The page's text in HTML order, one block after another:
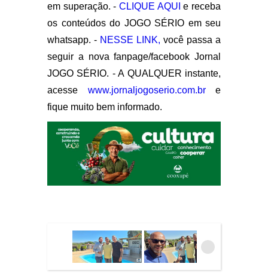
em superação. - CLIQUE AQUI e receba
os conteúdos do JOGO SÉRIO em seu
whatsapp. - NESSE LINK, você passa a
seguir a nova fanpage/facebook Jornal
JOGO SÉRIO. - A QUALQUER instante,
acesse www.jornaljogoserio.com.bre
fique muito bem informado.